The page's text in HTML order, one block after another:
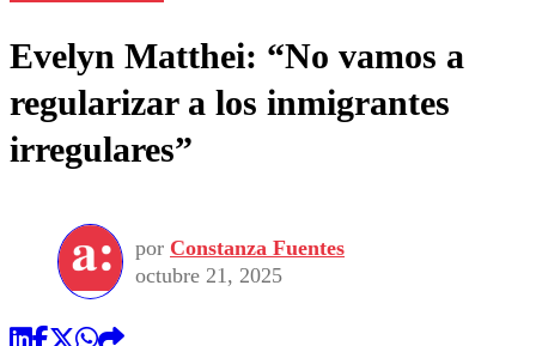
Evelyn Matthei: “No vamos a
regularizar a los inmigrantes
irregulares”
por Constanza Fuentes
octubre 21, 2025